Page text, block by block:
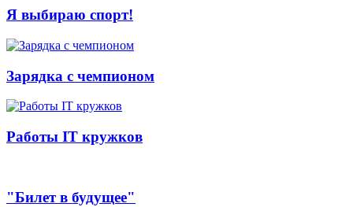
Я выбираю спорт!
Зарядка с чемпионом
Работы IT кружков
"Билет в будущее"